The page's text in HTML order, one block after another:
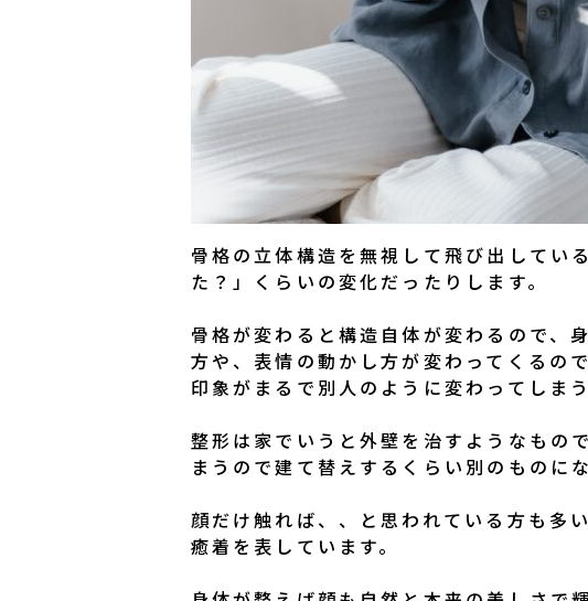
骨格の立体構造を無視して飛び出してい
た？」くらいの変化だったりします。
骨格が変わると構造自体が変わるので、
方や、表情の動かし方が変わってくるの
印象がまるで別人のように変わってしまう
整形は家でいうと外壁を治すようなもの
まうので建て替えするくらい別のものに
顔だけ触れば、、と思われている方も多
癒着を表しています。